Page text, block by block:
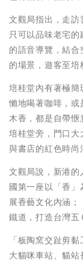
文觀局指出，走
只可以品味老宅
的語音導覽，結
的場景，遊客至培
培桂堂內有著極
懶地喝著咖啡，
木香，都是自帶
培桂堂旁，門口
與書店的紅色時尚
文觀局說，新港
國第一座以「香
展香藝文化內涵
鐵道，打造台灣五
「板陶窯交趾剪
大貓咪車站、貓